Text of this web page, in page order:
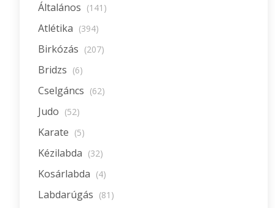
Általános (141)
Atlétika (394)
Birkózás (207)
Bridzs (6)
Cselgáncs (62)
Judo (52)
Karate (5)
Kézilabda (32)
Kosárlabda (4)
Labdarúgás (81)